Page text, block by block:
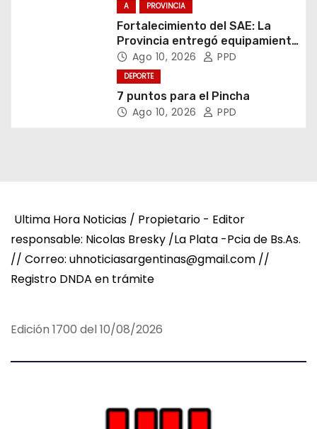
A PROVINCIA
Fortalecimiento del SAE: La
Provincia entregó equipamiento
escolar en Junín
Ago 10, 2026 PPD
DEPORTE
7 puntos para el Pincha
Ago 10, 2026 PPD
Ultima Hora Noticias / Propietario - Editor
responsable: Nicolas Bresky /La Plata -Pcia de Bs.As.
// Correo: uhnoticiasargentinas@gmail.com //
Registro DNDA en trámite
Edición 1700 del 10/08/2026